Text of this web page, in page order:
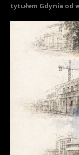
tytułem Gdynia od